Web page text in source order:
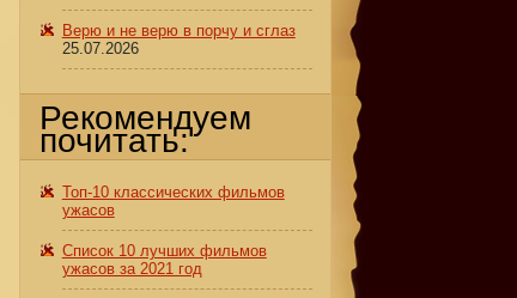
Верю и не верю в порчу и сглаз
25.07.2026
Рекомендуем
почитать:
Топ-10 классических фильмов
ужасов
Список 10 лучших фильмов
ужасов за 2021 год